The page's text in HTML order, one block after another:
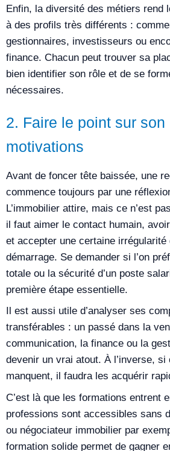
Enfin, la diversité des métiers rend
à des profils très différents :
gestionnaires, investisseurs ou
finance. Chacun peut trouver sa
bien identifier son rôle et de se
nécessaires.
2. Faire le point sur
motivations
Avant de foncer tête baissée, une
commence toujours par une
L’immobilier attire, mais ce n’est
il faut aimer le contact humain,
et accepter une certaine irrégularité
démarrage. Se demander si l’on
totale ou la sécurité d’un poste
première étape essentielle.
Il est aussi utile d’analyser ses
transférables : un passé dans la
communication, la finance ou la
devenir un vrai atout. À l’inverse,
manquent, il faudra les acquérir
C’est là que les formations entrent
professions sont accessibles sans
ou négociateur immobilier par
formation solide permet de gagner